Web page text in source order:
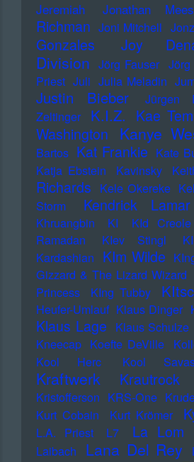
Jeremiah
Jonathan
Richman Joni Mitchell
Gonzales
Joy
Division Jörg Fauser Jörg
Priest Juli Julia Meladin
Justin Bieber Jürgen
Zeltinger
K.I.Z. Kae
Washington
Kanye
Bartos Kat Frankie Kate
Katja Ebstein
Kavinsky
Richards Kele Okereke
Storm
Kendrick Lamar
Khruangbin
KI KId Creole
Ramadan
KIev Stingl
Kardashian KIm Wilde
Gizzard & The Lizard Wizard
Princess
KIng Tubby
Heufer-Umlauf Klaus Dinger
Klaus Lage Klaus Schulze
Kneecap Koefte DeVille
Kool Herc
Kool
Kraftwerk Krautrock
Kristofferson KRS-One
Kurt Cobain
Kurt Krömer
L.A. Priest L7 La Lom
Laibach Lana Del Rey